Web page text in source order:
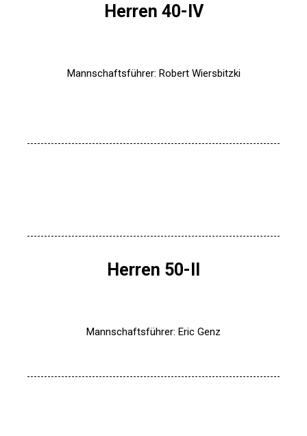
Herren 40-IV
Mannschaftsführer: Robert Wiersbitzki
Herren 50-II
Mannschaftsführer: Eric Genz